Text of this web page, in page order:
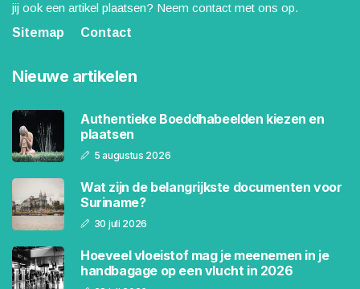
jij ook een artikel plaatsen? Neem contact met ons op.
Sitemap
Contact
Nieuwe artikelen
Authentieke Boeddhabeelden kiezen en
plaatsen
5 augustus 2026
Wat zijn de belangrijkste documenten voor
Suriname?
30 juli 2026
Hoeveel vloeistof mag je meenemen in je
handbagage op een vlucht in 2026